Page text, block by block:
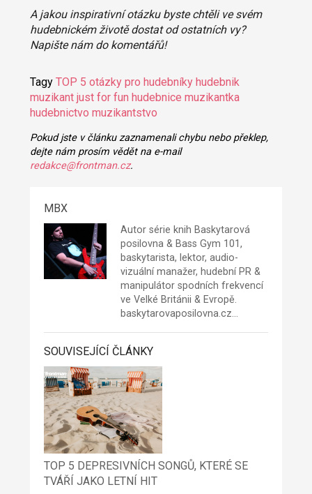
A jakou inspirativní otázku byste chtěli ve svém
hudebnickém životě dostat od ostatních vy?
Napište nám do komentářů!
Tagy TOP 5 otázky pro hudebníky hudebnik
muzikant just for fun hudebnice muzikantka
hudebnictvo muzikantstvo
Pokud jste v článku zaznamenali chybu nebo překlep,
dejte nám prosím vědět na e-mail
redakce@frontman.cz.
MBX
Autor série knih Baskytarová
posilovna & Bass Gym 101,
baskytarista, lektor, audio-
vizuální manažer, hudební PR &
manipulátor spodních frekvencí
ve Velké Británii & Evropě.
baskytarovaposilovna.cz…
SOUVISEJÍCÍ ČLÁNKY
TOP 5 DEPRESIVNÍCH SONGŮ, KTERÉ SE
TVÁŘÍ JAKO LETNÍ HIT